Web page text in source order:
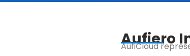
Aufiero
AufiCloud